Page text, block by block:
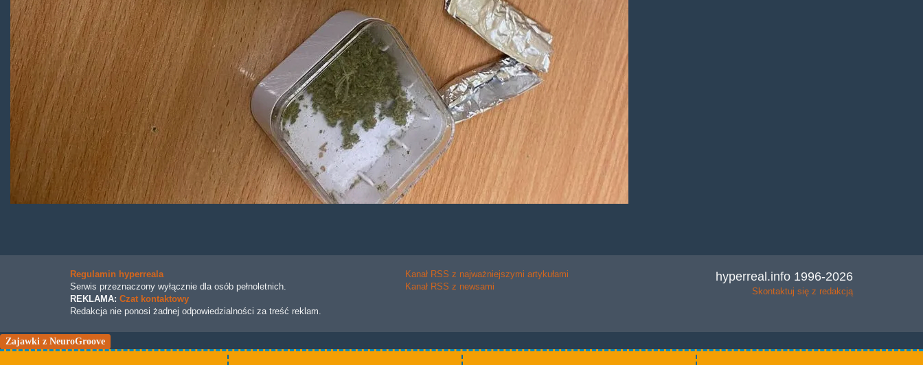
Regulamin hyperreala
Serwis przeznaczony wyłącznie dla osób pełnoletnich.
REKLAMA: Czat kontaktowy
Redakcja nie ponosi żadnej odpowiedzialności za treść reklam.
Kanał RSS z najważniejszymi artykułami
Kanał RSS z newsami
hyperreal.info 1996-2026
Skontaktuj się z redakcją
Zajawki z NeuroGroove